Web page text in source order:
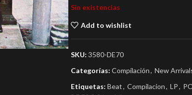
Sin existencias
Add to wishlist
SKU: 3580-DE70
Categorías: Compilación, New
Etiquetas: Beat, Compilacion, LP,